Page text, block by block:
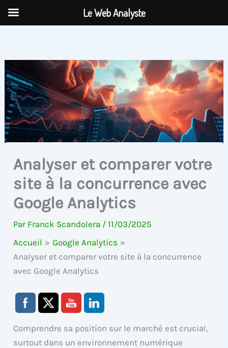
Aller
Analyser et comparer votre
site à la concurrence avec
Google Analytics
Par Franck Scandolera /11/03/2025
Accueil
Google Analytics
Analyser et comparer votre site à la concurrence
avec Google Analytics
Comprendre sa position sur le marché est crucial,
surtout dans un environnement numérique
Le Web Analyste